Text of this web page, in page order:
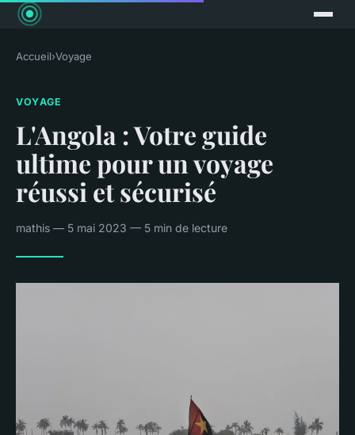
Accueil›Voyage
VOYAGE
L'Angola : Votre guide
ultime pour un voyage
réussi et sécurisé
mathis — 5 mai 2023 — 5 min de lecture